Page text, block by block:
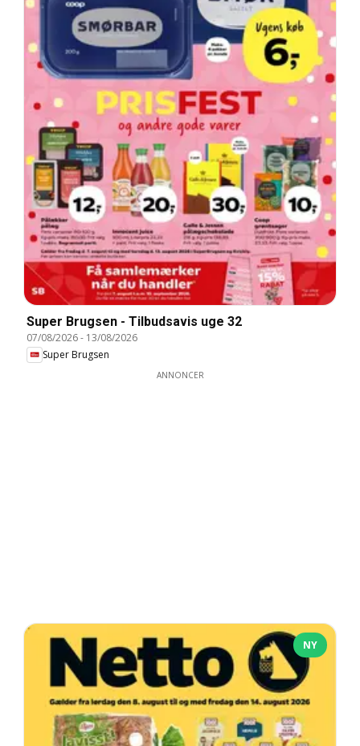
Super Brugsen - Tilbudsavis uge 32
07/08/2026- 13/08/2026
Super Brugsen
ANNONCER
NY